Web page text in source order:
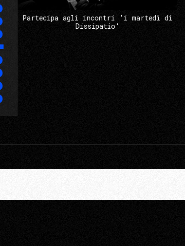
Partecipa agli incontri 'i martedì di
Dissipatio'